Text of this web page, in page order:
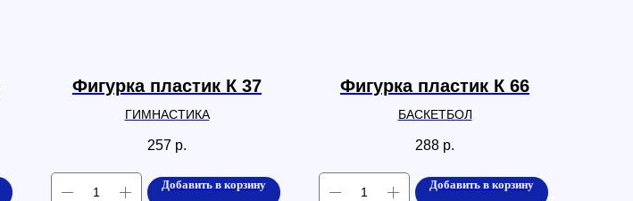
Фигурка пластик К 37
ГИМНАСТИКА
257 р.
Добавить в корзину
Фигурка пластик К 66
БАСКЕТБОЛ
288 р.
Добавить в корзину